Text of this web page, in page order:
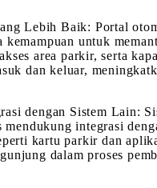
Lebih Baik: Portal
kemampuan untuk
area parkir, serta
dan keluar,
dengan Sistem Lain:
integrasi
kartu parkir dan
dalam proses